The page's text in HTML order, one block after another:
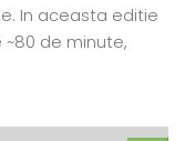
In aceasta editie
~80 de minute,